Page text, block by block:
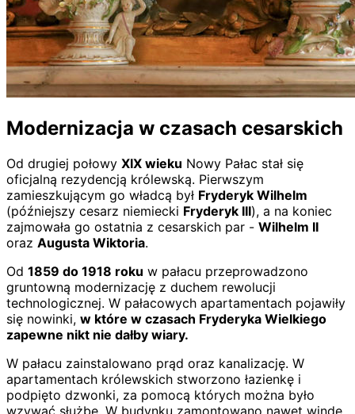
Modernizacja w czasach cesarskich
Od drugiej połowy XIX wieku Nowy Pałac stał się
oficjalną rezydencją królewską. Pierwszym
zamieszkującym go władcą był Fryderyk Wilhelm
(późniejszy cesarz niemiecki Fryderyk III), a na koniec
zajmowała go ostatnia z cesarskich par - Wilhelm II
oraz Augusta Wiktoria.
Od 1859 do 1918 roku w pałacu przeprowadzono
gruntowną modernizację z duchem rewolucji
technologicznej. W pałacowych apartamentach pojawiły
się nowinki, w które w czasach Fryderyka Wielkiego
zapewne nikt nie dałby wiary.
W pałacu zainstalowano prąd oraz kanalizację. W
apartamentach królewskich stworzono łazienkę i
podpięto dzwonki, za pomocą których można było
wzywać służbę. W budynku zamontowano nawet windę